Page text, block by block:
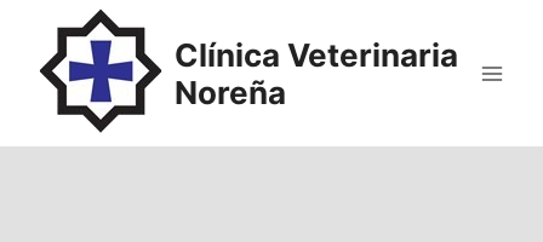
contenido
Clínica Veterinaria
Noreña